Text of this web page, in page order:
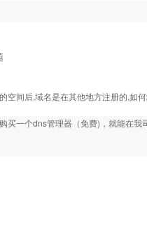
空间后,域名是在其他地方注册的,如何
一个dns管理器（免费)，就能在我